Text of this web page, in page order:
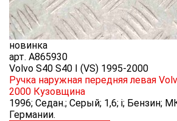
новинка
арт. A865930
Volvo S40 S40 I (VS) 1995-2000
Ручка наружная передняя левая
2000 Кузовщина
1996; Седан.; Серый; 1,6; i; Бензин;
Германии.